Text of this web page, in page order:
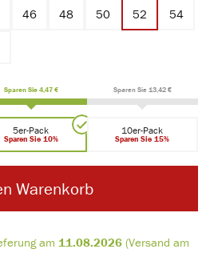
am 11.08.2026(Versand am
46 48 50 52 54
Sparen Sie 4,47 € Sparen Sie 13,42 €
5er-Pack
Sparen Sie 10%
10er-Pack
Sparen Sie 15%
Warenkorb